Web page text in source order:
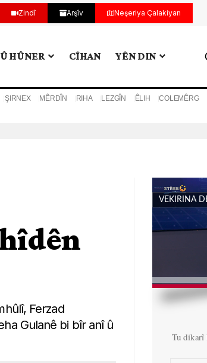
Zindî Arşîv Neşeriya Çalakiyan
HÛNER CÎHAN YÊN DIN
ŞIRNEX MÊRDÎN RIHA LEZGÎN ÊLIH COLEMÊRG
Ferzad
Gulanê bi bîr anî û
VEKIRINA
Tu dikarî